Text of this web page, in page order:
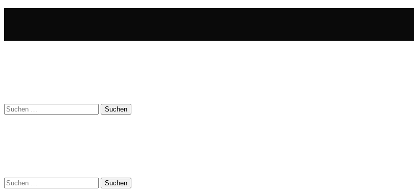
Suchen
nach:
Suchen
nach: